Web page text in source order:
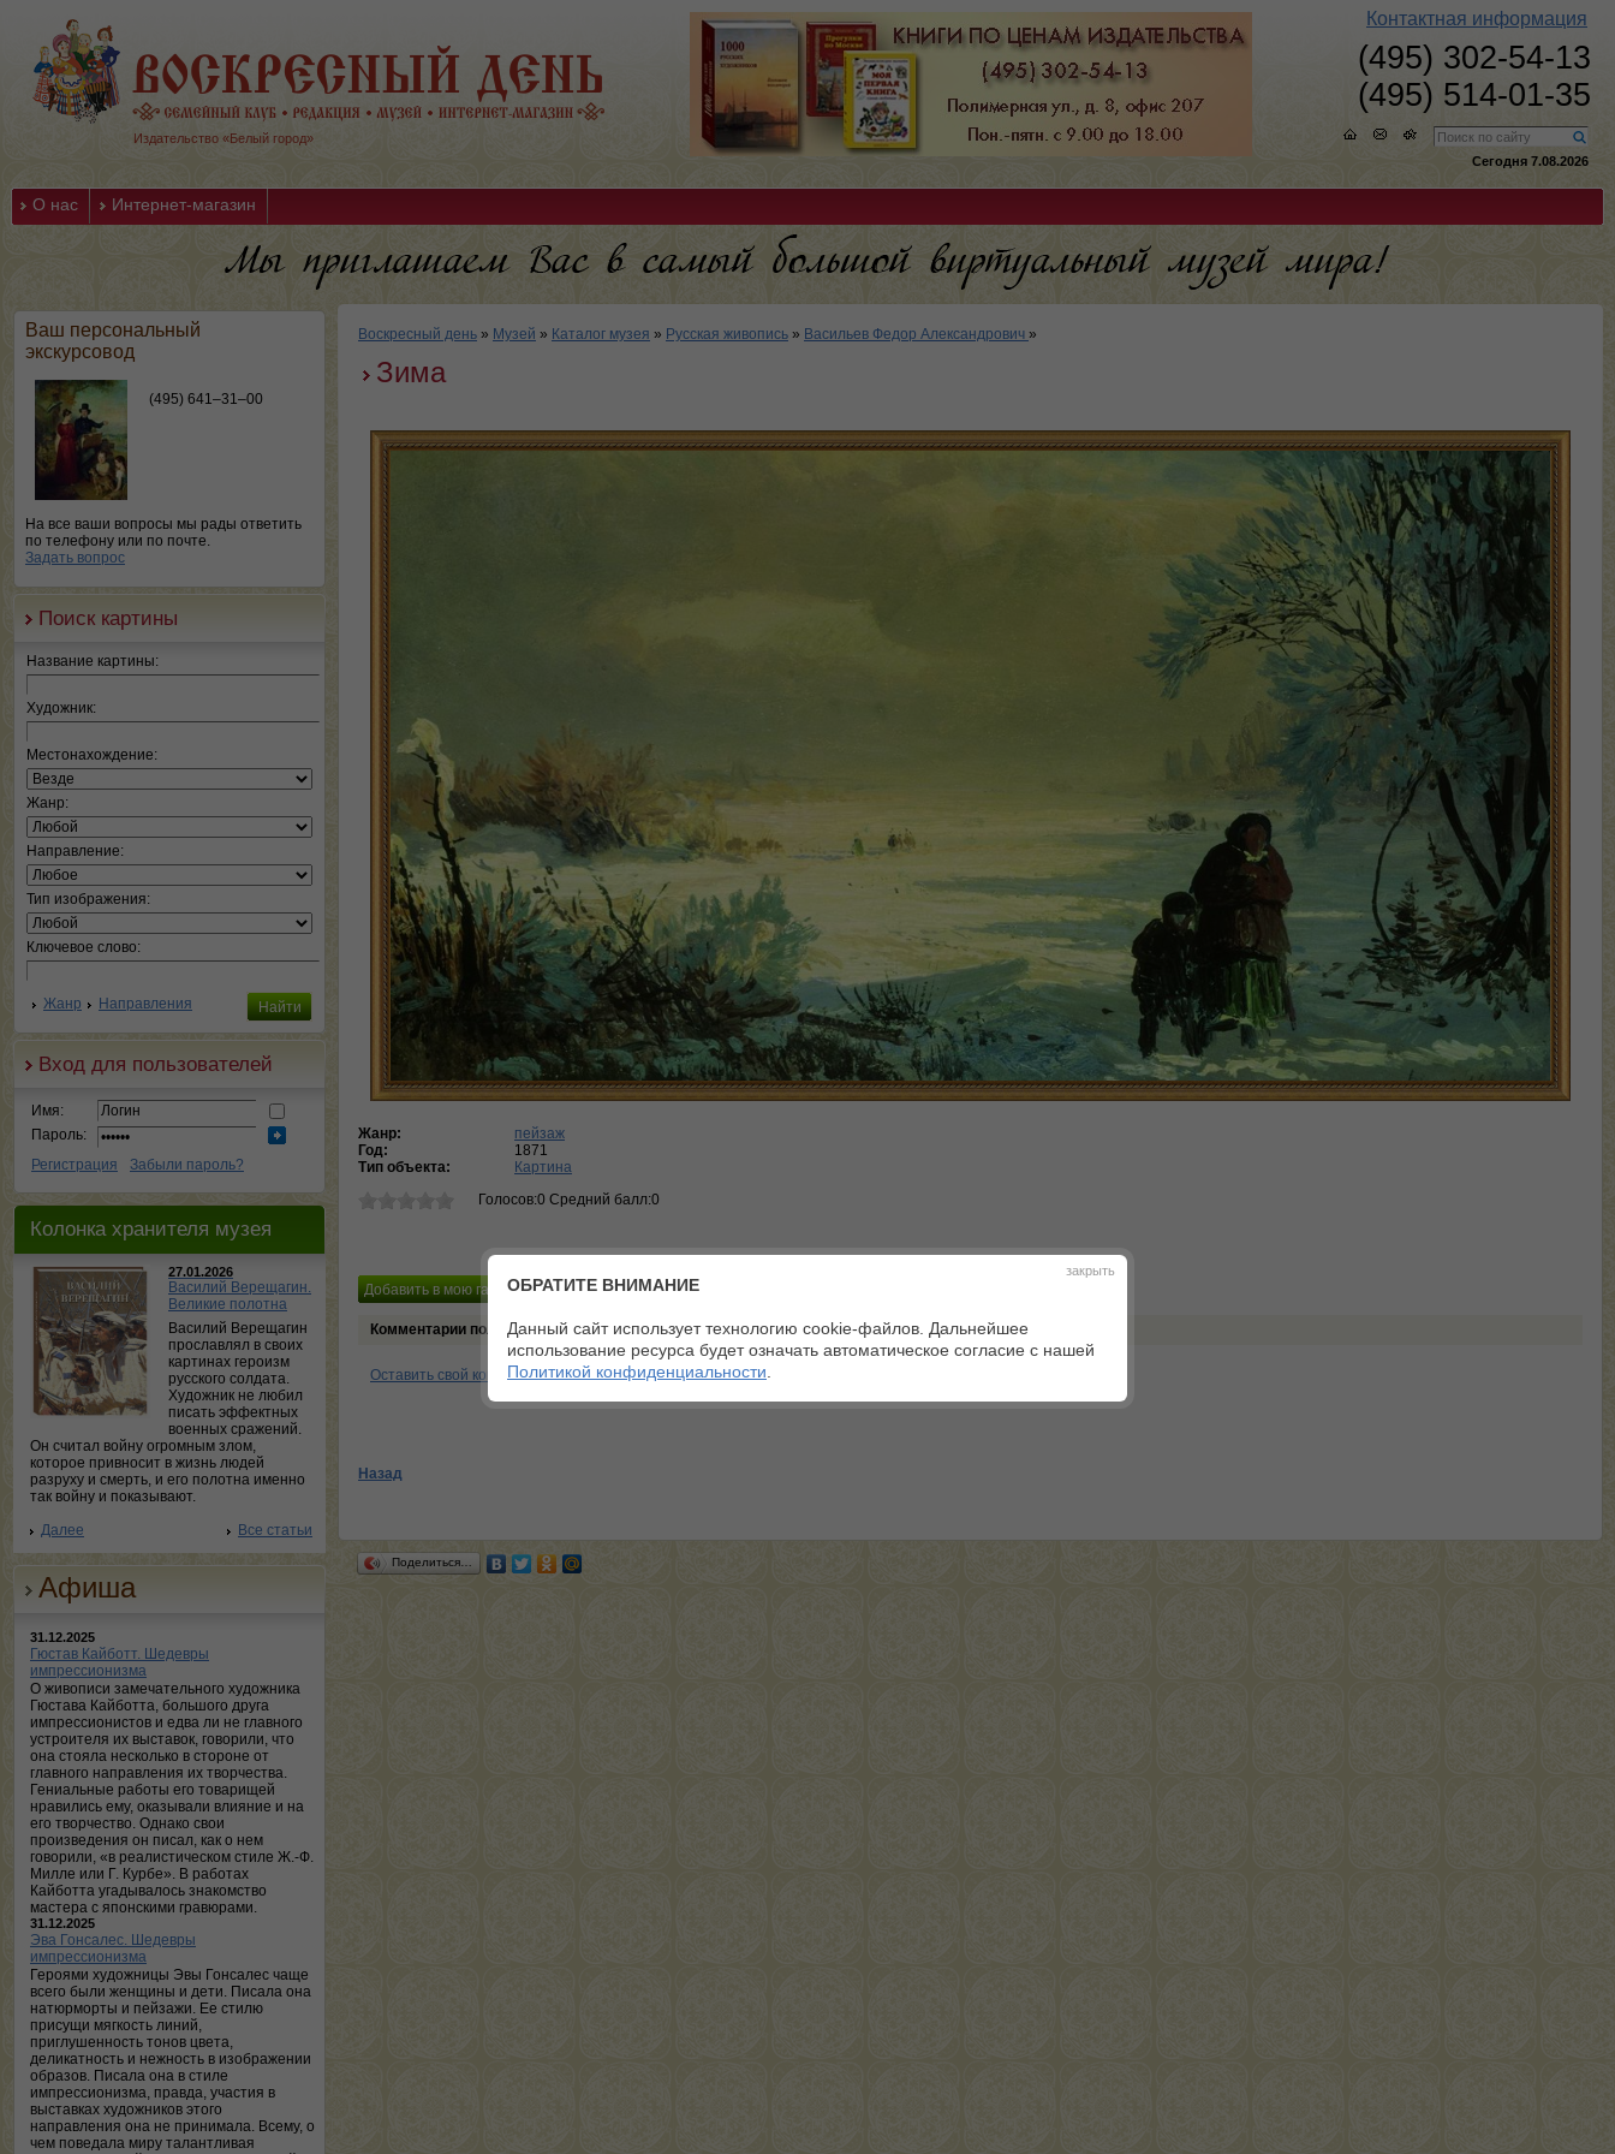
Издательство «Белый город»
Контактная информация
(495) 302-54-13
(495) 514-01-35
Сегодня 7.08.2026
О нас Интернет-магазин
Ваш персональный
экскурсовод
(495) 641–31–00
На все ваши вопросы мы рады ответить
по телефону или по почте.
Задать вопрос
Поиск картины
Название картины:
Художник:
Местонахождение:
Жанр:
Направление:
Тип изображения:
Ключевое слово:
Жанр Направления
Вход для пользователей
Имя:
Пароль:
Регистрация
Забыли пароль?
Колонка хранителя музея
27.01.2026
Василий Верещагин.
Великие полотна
Василий Верещагин
прославлял в своих
картинах героизм
русского солдата.
Художник не любил
писать эффектных
военных сражений.
Он считал войну огромным злом,
которое привносит в жизнь людей
разруху и смерть, и его полотна именно
так войну и показывают.
Далее
Все статьи
Афиша
31.12.2025
Гюстав Кайботт. Шедевры
импрессионизма
О живописи замечательного художника
Гюстава Кайботта, большого друга
импрессионистов и едва ли не главного
устроителя их выставок, говорили, что
она стояла несколько в стороне от
главного направления их творчества.
Гениальные работы его товарищей
нравились ему, оказывали влияние и на
его творчество. Однако свои
произведения он писал, как о нем
говорили, «в реалистическом стиле Ж.-Ф.
Милле или Г. Курбе». В работах
Кайботта угадывалось знакомство
мастера с японскими гравюрами.
31.12.2025
Эва Гонсалес. Шедевры
импрессионизма
Героями художницы Эвы Гонсалес чаще
всего были женщины и дети. Писала она
натюрморты и пейзажи. Ее стилю
присущи мягкость линий,
приглушенность тонов цвета,
деликатность и нежность в изображении
образов. Писала она в стиле
импрессионизма, правда, участия в
выставках художников этого
направления она не принимала. Всему, о
чем поведала миру талантливая
Воскресный день » Музей » Каталог музея » Русская живопись » Васильев Федор Александрович »
Зима
Жанр:
пейзаж
Год:
1871
Тип объекта:
Картина
Голосов:0 Средний балл:0
Комментарии пользователей
Оставить свой комментарий
Назад
Поделиться…
закрыть
ОБРАТИТЕ ВНИМАНИЕ
Данный сайт использует технологию cookie-файлов. Дальнейшее
использование ресурса будет означать автоматическое согласие с нашей
Политикой конфиденциальности